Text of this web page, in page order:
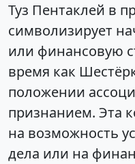
Туз Пентаклей в
символизирует
или финансовую
время как
положении
признанием. Эта
на возможность
дела или на